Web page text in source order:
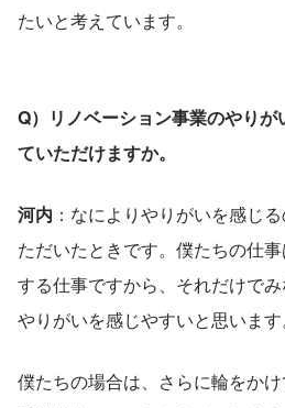
たいと考えています。
Q）リノベーション事業のやりが
ていただけますか。
河内 ：なによりやりがいを感じ
ただいたときです。僕たちの仕
する仕事ですから、それだけでみ
やりがいを感じやすいと思います
僕たちの場合は、さらに輪をかけ